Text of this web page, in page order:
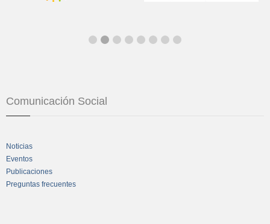
Comunicación Social
Noticias
Eventos
Publicaciones
Preguntas frecuentes